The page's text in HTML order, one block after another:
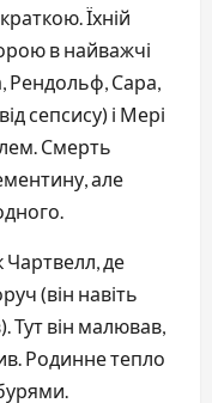
Їхній
в найважчі
Рендольф, Сара,
сепсису) і Мері
Смерть
але
Чартвелл, де
(він навіть
Тут він малював,
Родинне тепло